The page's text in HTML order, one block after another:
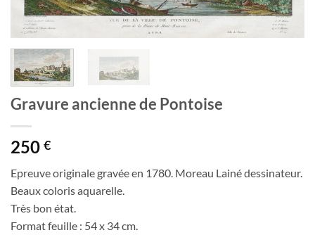
Gravure ancienne de Pontoise
250 €
Epreuve originale gravée en 1780. Moreau Lainé dessinateur.
Beaux coloris aquarelle.
Très bon état.
Format feuille : 54 x 34 cm.